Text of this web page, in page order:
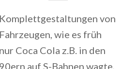
Komplettgestaltungen von
Fahrzeugen, wie es früh
nur Coca Cola z.B. in den
90ern auf S-Bahnen wagte,